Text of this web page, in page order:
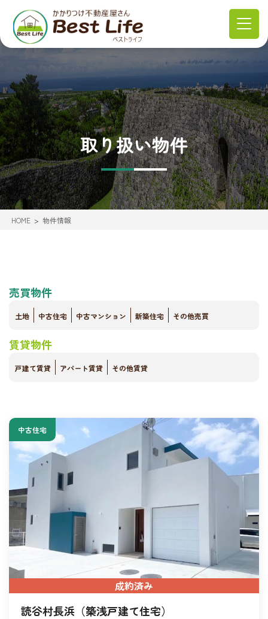
取り扱い物件
HOME 物件情報
売買物件
土地 中古住宅 中古マンション 新築住宅 その他売買
賃貸物件
戸建て賃貸 アパート賃貸 その他賃貸
中古住宅
成約済み
読谷村長浜（築浅戸建て住宅）